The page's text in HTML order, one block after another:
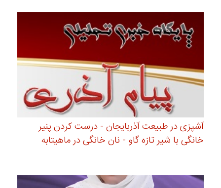
آشپزی در طبیعت آذربایجان - درست کردن پنیر
خانگی با شیر تازه گاو - نان خانگی در ماهیتابه